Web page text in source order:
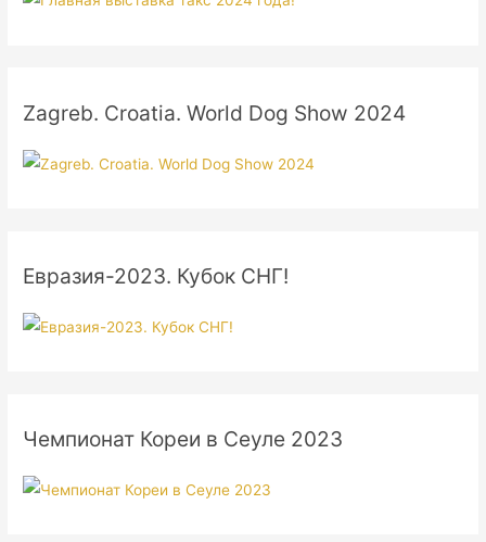
Zagreb. Croatia. World Dog Show 2024
Евразия-2023. Кубок СНГ!
Чемпионат Кореи в Сеуле 2023